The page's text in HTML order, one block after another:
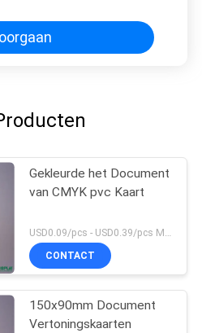
Gekleurde het Document
van CMYK pvc Kaart
USD0.09/pcs - USD0.39/pcs MOQ:1000PCS
CONTACT
150x90mm Document
Vertoningskaarten